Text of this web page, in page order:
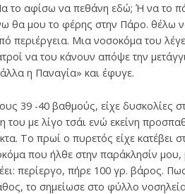
το αφίσω να πεθάνη εδώ; Ή να το
θα μου το φέρης στην Πάρο. θέλω
Μια νοσοκόμα του
να του κάνουν απόψε την
η Παναγία» και έφυγε.
39 -40 βαθμούς, είχε δυσκολίες
με λίγο τσάι ενώ εκείνη
Το πρωί ο πυρετός είχε κατέβει
που ήλθε στην παράκλησίν
περίεργο, πήρε 100 γρ. βάρος.
το σημείωσε στο φύλλο